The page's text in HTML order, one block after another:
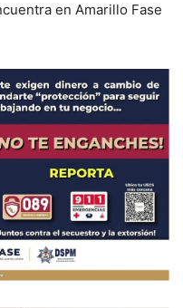
en Amarillo Fase